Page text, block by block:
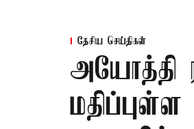
தேசிய செய்திகள்
அயோத்தி